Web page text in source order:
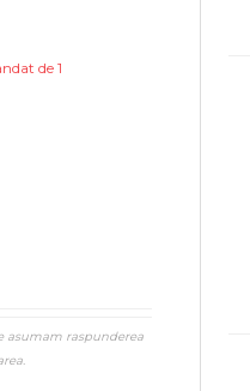
de 1
asumam raspunderea